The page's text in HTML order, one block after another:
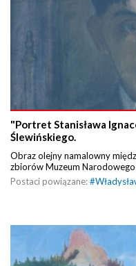
"Portret Stanisława
Ślewińskiego.
Obraz olejny namalowny
zbiorów Muzeum
Postaci powiązane:#